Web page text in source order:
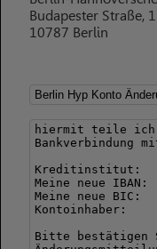
Budapester Straße, 1
10787 Berlin